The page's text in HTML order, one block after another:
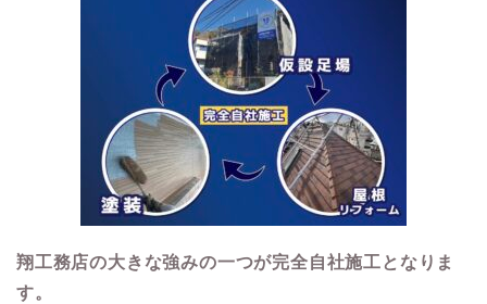
翔工務店の大きな強みの一つが完全自社施工となりま
す。